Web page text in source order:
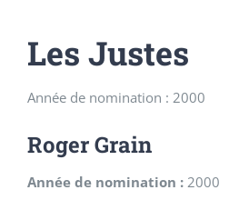
Les Justes
Année de nomination : 2000
Roger Grain
Année de nomination : 2000